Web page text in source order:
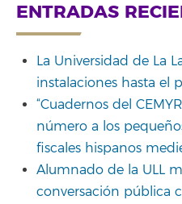
ENTRADAS
La Universidad de La
instalaciones hasta el
“Cuadernos del
número a los
fiscales hispanos
Alumnado de la ULL
conversación pública